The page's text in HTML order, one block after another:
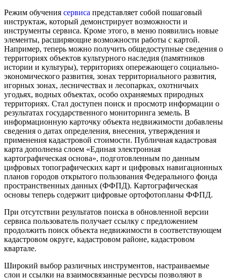
Режим обучения сервиса представляет собой пошаговый
инструктаж, который демонстрирует возможности и
инструменты сервиса. Кроме этого, в меню появились новые
элементы, расширяющие возможности работы с картой.
Например, теперь можно получить общедоступные сведения о
территориях объектов культурного наследия (памятников
истории и культуры), территориях опережающего социально-
экономического развития, зонах территориального развития,
игорных зонах, лесничествах и лесопарках, охотничьих
угодьях, водных объектах, особо охраняемых природных
территориях. Стал доступен поиск и просмотр информации о
результатах государственного мониторинга земель. В
информационную карточку объекта недвижимости добавлены
сведения о датах определения, внесения, утверждения и
применения кадастровой стоимости. Публичная кадастровая
карта дополнена слоем «Единая электронная
картографическая основа», подготовленным по данным
цифровых топографических карт и цифровых навигационных
планов городов открытого пользования Федерального фонда
пространственных данных (ФФПД). Картографическая
основы теперь содержит цифровые ортофотопланы ФФПД.
При отсутствии результатов поиска в обновленной версии
сервиса пользователь получает ссылку с предложением
продолжить поиск объекта недвижимости в соответствующем
кадастровом округе, кадастровом районе, кадастровом
квартале.
Широкий выбор различных инструментов, настраиваемые
слои и ссылки на взаимосвязанные ресурсы позволяют в